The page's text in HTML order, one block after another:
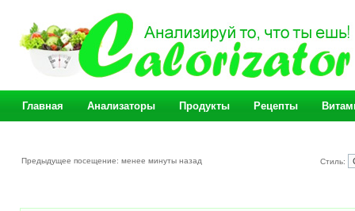
Главная Анализаторы Продукты Рецепты
Предыдущее посещение: менее минуты назад Стиль: